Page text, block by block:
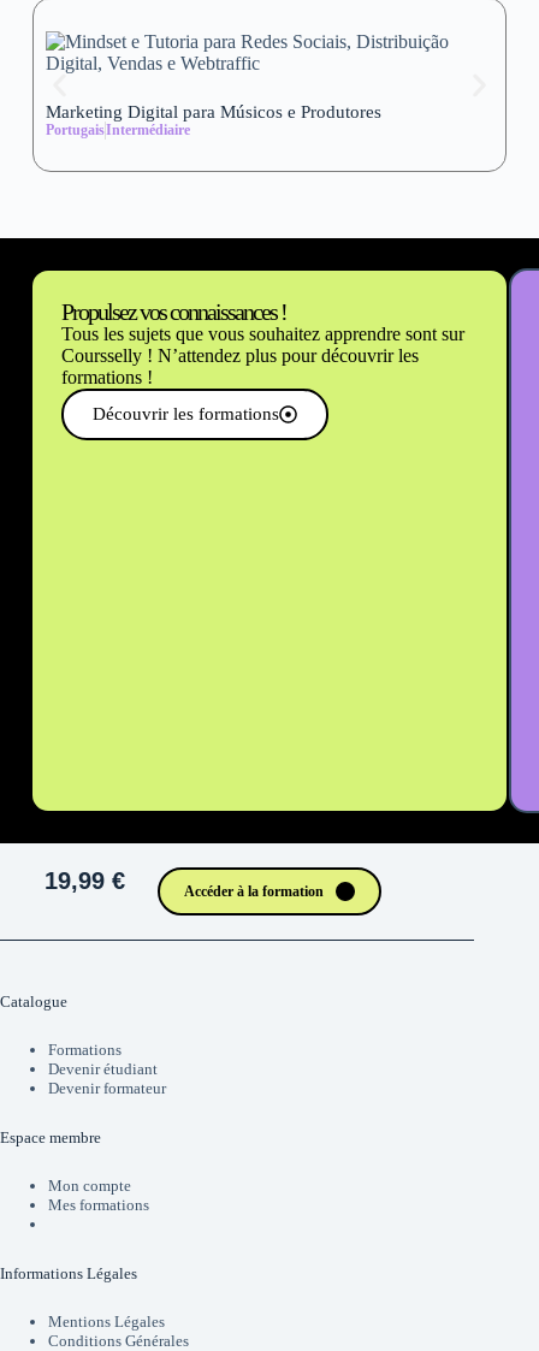
Marketing Digital para Músicos e Produtores
PortugaisIntermédiaire
Propulsez vos connaissances !
Tous les sujets que vous souhaitez apprendre sont sur
Coursselly ! N’attendez plus pour découvrir les
formations !
Découvrir les formations
19,99 € Accéder à la formation
Catalogue
Formations
Devenir étudiant
Devenir formateur
Espace membre
Mon compte
Mes formations
Informations Légales
Mentions Légales
Conditions Générales